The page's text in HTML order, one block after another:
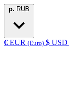
р. RUB
€ EUR (Euro) $ USD